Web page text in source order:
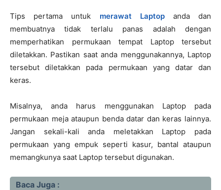
Tips pertama untuk merawat Laptopanda dan
membuatnya tidak terlalu panas adalah dengan
memperhatikan permukaan tempat Laptop tersebut
diletakkan. Pastikan saat anda menggunakannya, Laptop
tersebut diletakkan pada permukaan yang datar dan
keras.
Misalnya, anda harus menggunakan Laptop pada
permukaan meja ataupun benda datar dan keras lainnya.
Jangan sekali-kali anda meletakkan Laptop pada
permukaan yang empuk seperti kasur, bantal ataupun
memangkunya saat Laptop tersebut digunakan.
Baca Juga :